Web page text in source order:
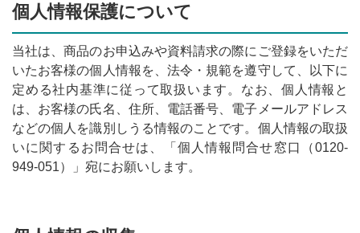
個人情報保護について
当社は、商品のお申込みや資料請求の際にご登録をいただ
いたお客様の個人情報を、法令・規範を遵守して、以下に
定める社内基準に従って取扱います。なお、個人情報と
は、お客様の氏名、住所、電話番号、電子メールアドレス
などの個人を識別しうる情報のことです。個人情報の取扱
いに関するお問合せは、「個人情報問合せ窓口（0120-
949-051）」宛にお願いします。